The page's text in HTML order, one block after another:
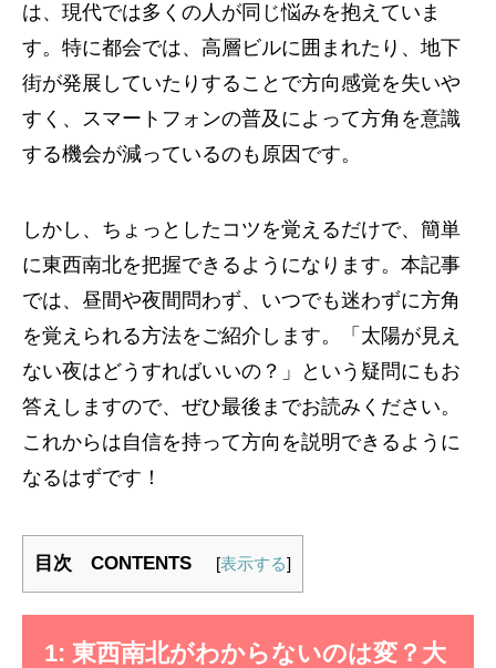
は、現代では多くの人が同じ悩みを抱えていま
す。特に都会では、高層ビルに囲まれたり、地下
街が発展していたりすることで方向感覚を失いや
すく、スマートフォンの普及によって方角を意識
する機会が減っているのも原因です。
しかし、ちょっとしたコツを覚えるだけで、簡単
に東西南北を把握できるようになります。本記事
では、昼間や夜間問わず、いつでも迷わずに方角
を覚えられる方法をご紹介します。「太陽が見え
ない夜はどうすればいいの？」という疑問にもお
答えしますので、ぜひ最後までお読みください。
これからは自信を持って方向を説明できるように
なるはずです！
目次 CONTENTS [表示する]
1: 東西南北がわからないのは変？大